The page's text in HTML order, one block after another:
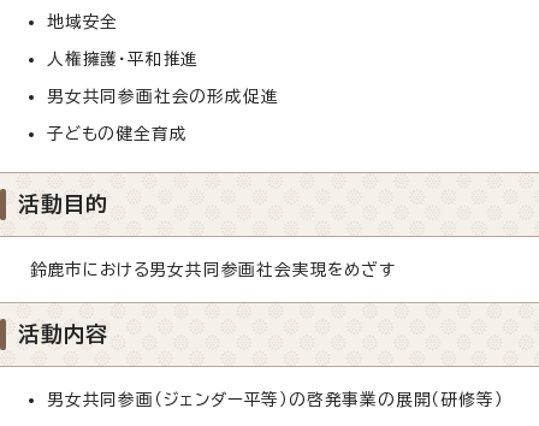
地域安全
人権擁護・平和推進
男女共同参画社会の形成促進
子どもの健全育成
活動目的
鈴鹿市における男女共同参画社会実現をめざす
活動内容
男女共同参画（ジェンダー平等）の啓発事業の展開（研修等）